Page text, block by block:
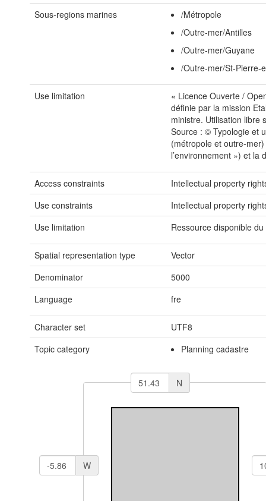
Sous-regions marines
/Métropole
/Outre-mer/Antilles
/Outre-mer/Guyane
/Outre-mer/St-Pierre-
Use limitation
« Licence Ouverte /
définie par la mission
ministre. Utilisation libre
Source : © Typologie et
(métropole et outre-
l’environnement ») et la
Access constraints
Intellectual property
Use constraints
Intellectual property
Use limitation
Ressource disponible
Spatial representation type
Vector
Denominator
5000
Language
fre
Character set
UTF8
Topic category
Planning cadastre
N
W